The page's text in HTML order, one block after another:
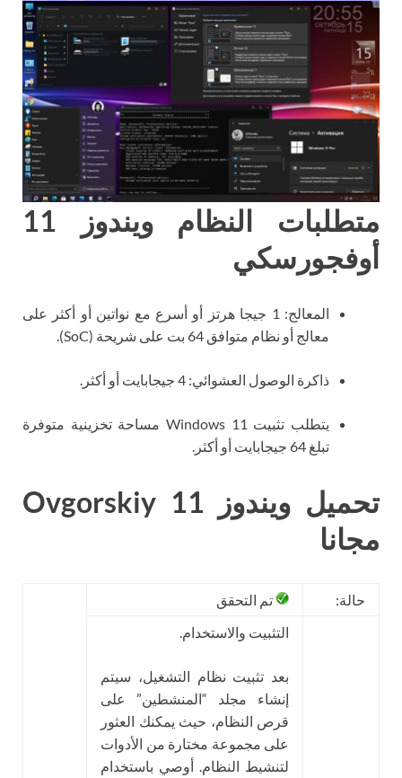
متطلبات النظام ويندوز 11
أوفجورسكي
المعالج: 1 جيجا هرتز أو أسرع مع نواتين أو أكثر على
معالج أو نظام متوافق 64 بت على شريحة (SoC).
ذاكرة الوصول العشوائي: 4 جيجابايت أو أكثر.
يتطلب تثبيت Windows 11 مساحة تخزينية متوفرة
تبلغ 64 جيجابايت أو أكثر.
تحميل ويندوز 11 Ovgorskiy
مجانا
حالة: تم التحقق
التثبيت والاستخدام.
بعد تثبيت نظام التشغيل، سيتم
إنشاء مجلد “المنشطين” على
قرص النظام، حيث يمكنك العثور
على مجموعة مختارة من الأدوات
لتنشيط النظام. أوصي باستخدام